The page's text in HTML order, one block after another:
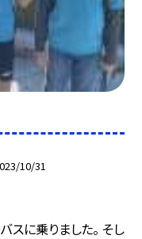
10/31
スに乗りました。 そし